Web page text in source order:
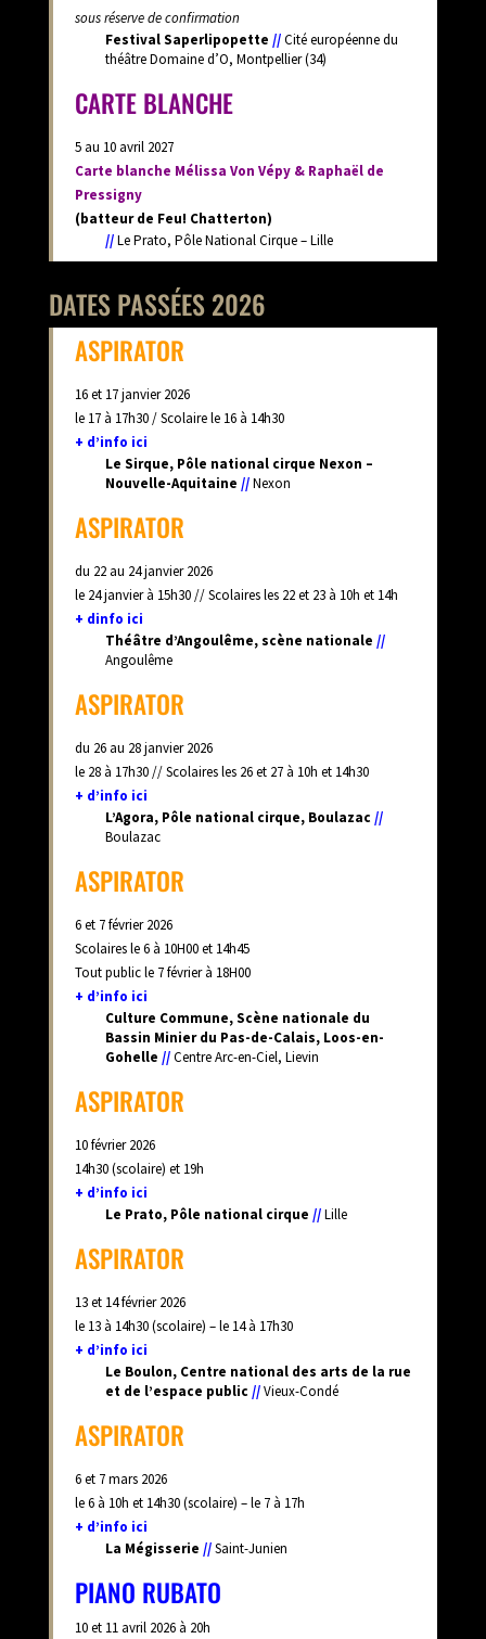
sous réserve de confirmation
Festival Saperlipopette //Cité européenne du
théâtre Domaine d’O, Montpellier (34)
CARTE BLANCHE
5 au 10 avril 2027
Carte blanche Mélissa Von Vépy & Raphaël de
Pressigny
(batteur de Feu! Chatterton)
//Le Prato, Pôle National Cirque – Lille
DATES PASSÉES 2026
ASPIRATOR
16 et 17 janvier 2026
le 17 à 17h30 / Scolaire le 16 à 14h30
+ d’info ici
Le Sirque, Pôle national cirque Nexon –
Nouvelle-Aquitaine //Nexon
ASPIRATOR
du 22 au 24 janvier 2026
le 24 janvier à 15h30 //Scolaires les 22 et 23 à 10h et 14h
+ dinfo ici
Théâtre d’Angoulême, scène nationale //
Angoulême
ASPIRATOR
du 26 au 28 janvier 2026
le 28 à 17h30 //Scolaires les 26 et 27 à 10h et 14h30
+ d’info ici
L’Agora, Pôle national cirque, Boulazac //
Boulazac
ASPIRATOR
6 et 7 février 2026
Scolaires le 6 à 10H00 et 14h45
Tout public le 7 février à 18H00
+ d’info ici
Culture Commune, Scène nationale du
Bassin Minier du Pas-de-Calais, Loos-en-
Gohelle //Centre Arc-en-Ciel, Lievin
ASPIRATOR
10 février 2026
14h30 (scolaire) et 19h
+ d’info ici
Le Prato, Pôle national cirque //Lille
ASPIRATOR
13 et 14 février 2026
le 13 à 14h30 (scolaire) – le 14 à 17h30
+ d’info ici
Le Boulon, Centre national des arts de la rue
et de l’espace public //Vieux-Condé
ASPIRATOR
6 et 7 mars 2026
le 6 à 10h et 14h30 (scolaire) – le 7 à 17h
+ d’info ici
La Mégisserie //Saint-Junien
PIANO RUBATO
10 et 11 avril 2026 à 20h